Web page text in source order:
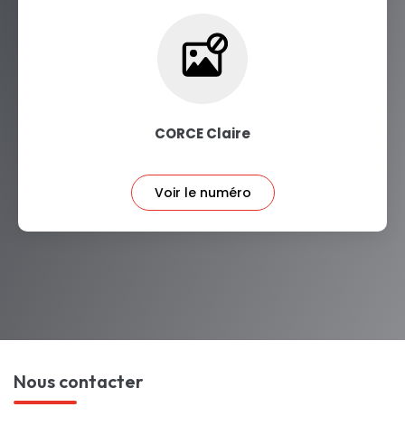
CORCE Claire
Voir le numéro
Nous contacter